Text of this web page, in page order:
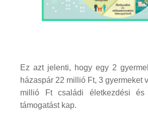
Ez azt jelenti, hogy egy 2
házaspár 22 millió Ft, 3 gyermeket
millió Ft családi életkezdési és
támogatást kap.